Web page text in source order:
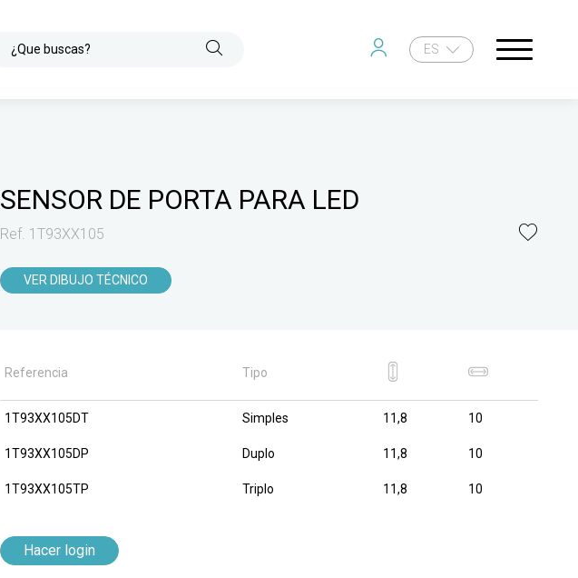
¿Que buscas? ES
SENSOR DE PORTA PARA LED
Ref. 1T93XX105
VER DIBUJO TÉCNICO
Referencia Tipo
1T93XX105DT Simples 11,8 10
1T93XX105DP Duplo 11,8 10
1T93XX105TP Triplo 11,8 10
Hacer login